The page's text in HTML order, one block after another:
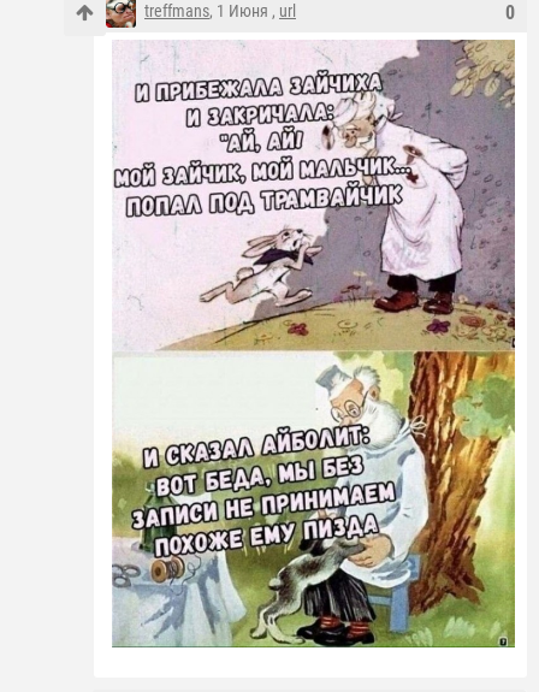
0
treffmans, 1 Июня , url